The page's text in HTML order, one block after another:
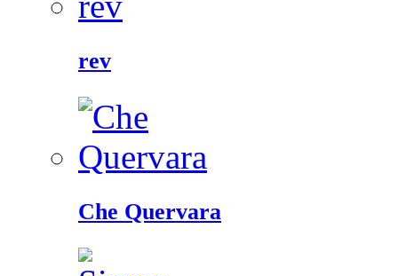
rev
Che Quervara